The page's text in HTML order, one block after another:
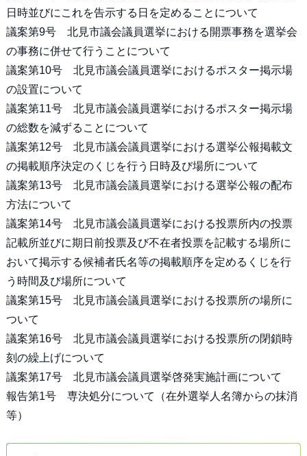
日時並びにこれを告示する日を定めることについて
議案第9号 北見市議会議員選挙における開票事務を選挙会
の事務に併せて行うことについて
議案第10号 北見市議会議員選挙におけるポスター掲示場
の設置について
議案第11号 北見市議会議員選挙におけるポスター掲示場
の総数を減ずることについて
議案第12号 北見市議会議員選挙における選挙公報掲載文
の掲載順序決定のくじを行う日時及び場所について
議案第13号 北見市議会議員選挙における選挙公報の配布
方法について
議案第14号 北見市議会議員選挙における投票所内の投票
記載所並びに期日前投票及び不在者投票を記載する場所に
おいて掲示する候補者氏名等の掲載順序を定めるくじを行
う時間及び場所について
議案第15号 北見市議会議員選挙における投票所の場所に
ついて
議案第16号 北見市議会議員選挙における投票所の閉鎖時
刻の繰上げについて
議案第17号 北見市議会議員選挙啓発実施計画について
報告第1号 専決処分について（在外選挙人名簿からの抹消
等）